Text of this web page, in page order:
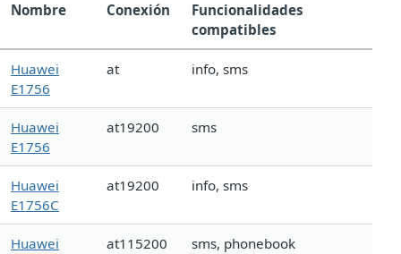
Nombre Conexión
Funcionalidades
compatibles
Huawei
E1756
at info, sms
Huawei
E1756
at19200 sms
Huawei
E1756C
at19200 info, sms
Huawei
at115200 sms, phonebook